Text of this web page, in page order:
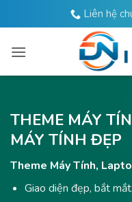
qua
dung
Liên hệ
THEME MÁY
MÁY TÍNH ĐẸP
Theme Máy Tính,
Giao diện đẹp, bắt